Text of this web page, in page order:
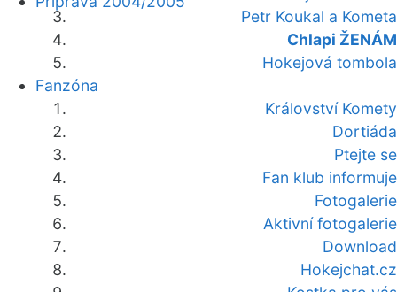
Petr Koukal a Kometa
Chlapi ŽENÁM
Hokejová tombola
Fanzóna
Království Komety
Dortiáda
Ptejte se
Fan klub informuje
Fotogalerie
Aktivní fotogalerie
Download
Hokejchat.cz